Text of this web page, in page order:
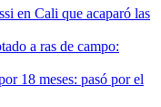
en Cali que acaparó las
a ras de campo:
18 meses: pasó por el